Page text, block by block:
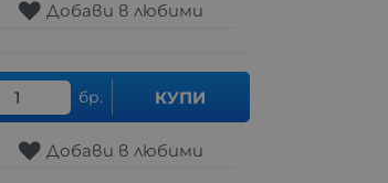
Добави в любими
бр. КУПИ
Добави в любими